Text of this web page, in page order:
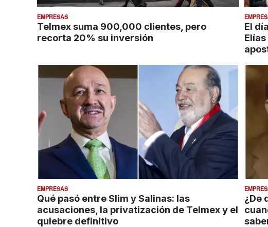
EMPRESAS
Telmex suma 900,000 clientes, pero
recorta 20% su inversión
El
EMPRESAS
Qué pasó entre Slim y Salinas: las
acusaciones, la privatización de Telmex y el
quiebre definitivo
¿De